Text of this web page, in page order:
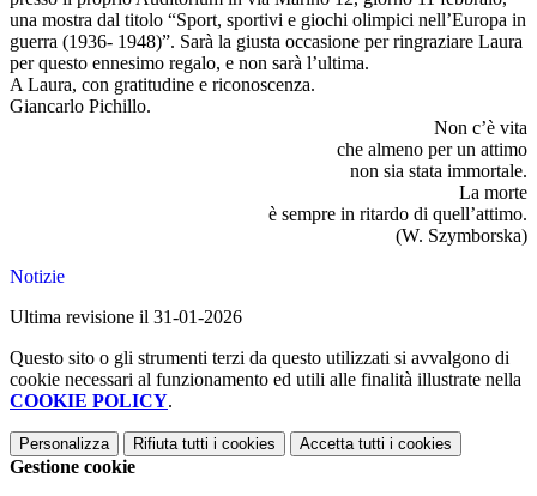
una mostra dal titolo “Sport, sportivi e giochi olimpici nell’Europa in
guerra (1936- 1948)”. Sarà la giusta occasione per ringraziare Laura
per questo ennesimo regalo, e non sarà l’ultima.
A Laura, con gratitudine e riconoscenza.
Giancarlo Pichillo.
Non c’è vita
che almeno per un attimo
non sia stata immortale.
La morte
è sempre in ritardo di quell’attimo.
(W. Szymborska)
Notizie
Ultima revisione il 31-01-2026
Questo sito o gli strumenti terzi da questo utilizzati si avvalgono di
cookie necessari al funzionamento ed utili alle finalità illustrate nella
COOKIE POLICY.
Personalizza Rifiuta tutti i cookies Accetta tutti i cookies
Gestione cookie